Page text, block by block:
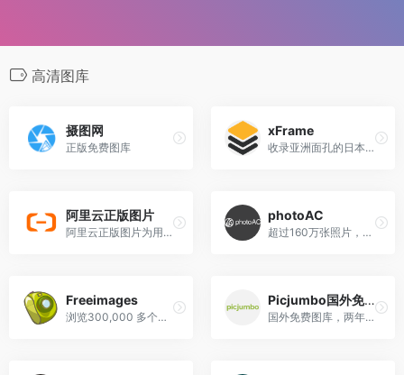
高清图库
摄图网
正版免费图库
xFrame
收录亚洲面孔的日本免费图库 ，专业出品免费商用！
阿里云正版图片
阿里云正版图片为用户提供海量正版图片，一次购买，永久使用
photoAC
超过160万张照片，可用于个人和商业的高质量图像，并且所有的照片都是免费的。用邮箱注册一个帐号即可免费下载，同时提供各种尺寸。
Freeimages
浏览300,000 多个免费素材并快速找到心仪的免版税图像。下载免费高品质素材,以供日常或商业使用。
Picjumbo国外免费图库
国外免费图库，两年已累积超过300万次下载量，堪称最佳免费图片网站之一，拥有超过1500个分类